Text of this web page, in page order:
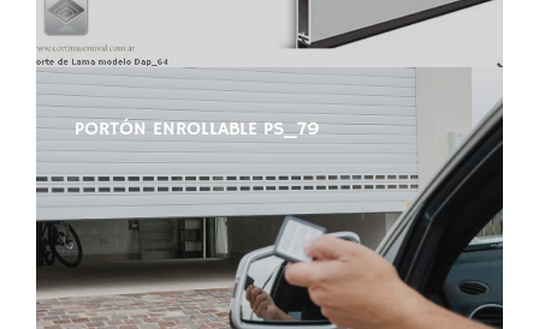
PORTÓN ENROLLABLE PS_79